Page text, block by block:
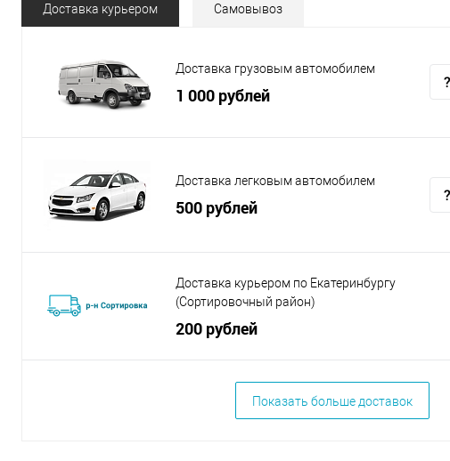
Доставка курьером Самовывоз
Доставка грузовым автомобилем
1 000 рублей
Доставка легковым автомобилем
500 рублей
Доставка курьером по Екатеринбургу
(Сортировочный район)
200 рублей
Показать больше доставок